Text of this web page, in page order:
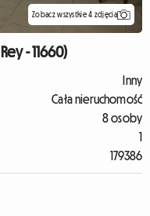
Zobacz wszystkie 4 zdjęcia
- 11660)
Inny
Cała nieruchomość
8 osoby
1
179386